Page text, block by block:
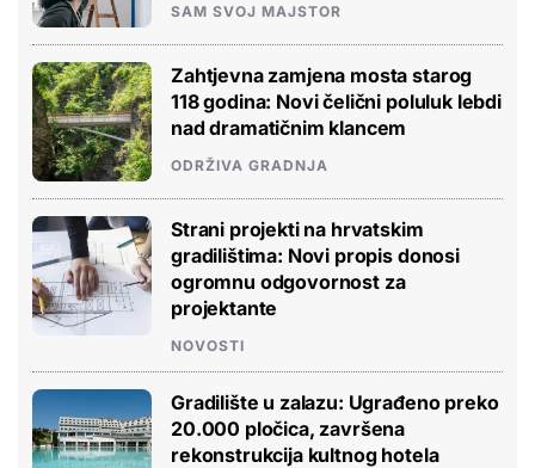
SAM SVOJ MAJSTOR
Zahtjevna zamjena mosta starog
118 godina: Novi čelični poluluk lebdi
nad dramatičnim klancem
ODRŽIVA GRADNJA
Strani projekti na hrvatskim
gradilištima: Novi propis donosi
ogromnu odgovornost za
projektante
NOVOSTI
Gradilište u zalazu: Ugrađeno preko
20.000 pločica, završena
rekonstrukcija kultnog hotela